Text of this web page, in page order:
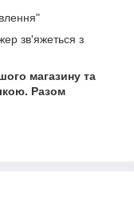
зв'яжеться з
магазину та
Разом